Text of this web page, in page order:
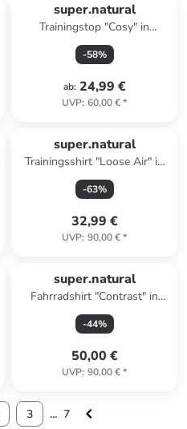
super.natural
Trainingstop "Cosy" in
Dunkelblau
-58%
ab: 24,99 €
UVP: 60,00 €*
super.natural
Trainingsshirt "Loose Air" in
Schwarz
-63%
32,99 €
UVP: 90,00 €*
super.natural
Fahrradshirt "Contrast" in
Beige/ Dunkelblau
-44%
50,00 €
UVP: 90,00 €*
3 ... 7